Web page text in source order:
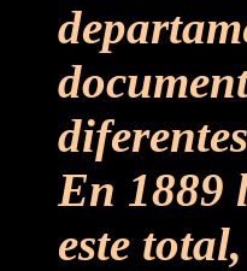
En 1889
este